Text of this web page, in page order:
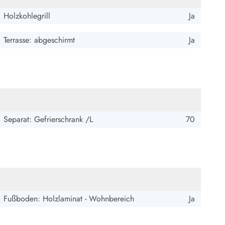
Holzkohlegrill Ja
Terrasse: abgeschirmt Ja
Separat: Gefrierschrank /L 70
Fußboden: Holzlaminat - Wohnbereich Ja